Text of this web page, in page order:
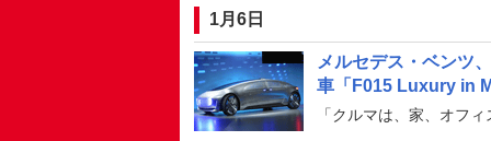
1月6日
メルセデス・ベンツ
車「F015 Luxury in
「クルマは、家、オフ